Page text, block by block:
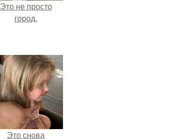
Это не просто
город.
Это снова